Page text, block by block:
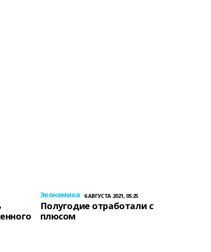
Экономика 6 АВГУСТА 2021, 05:25
Полугодие отработали с
плюсом